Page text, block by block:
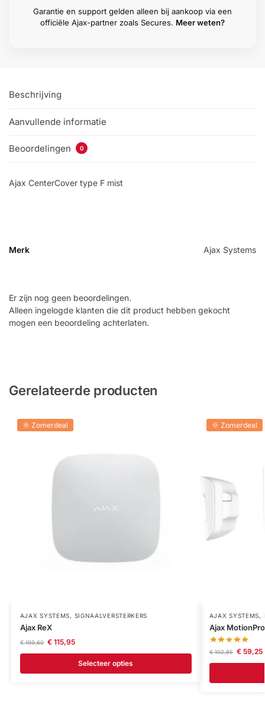
Garantie en support gelden alleen bij aankoop via een
officiële Ajax-partner zoals Secures. Meer weten?
Beschrijving
Aanvullende informatie
Beoordelingen 0
Ajax CenterCover type F mist
Merk Ajax Systems
Er zijn nog geen beoordelingen.
Alleen ingelogde klanten die dit product hebben gekocht
mogen een beoordeling achterlaten.
Gerelateerde producten
🌞 Zomerdeal
AJAX SYSTEMS, SIGNAALVERSTERKERS
Ajax ReX
€199,60 €115,95
Selecteer opties
🌞 Zomerdeal
AJAX SYSTEMS,
Ajax
€102,85 €59,25